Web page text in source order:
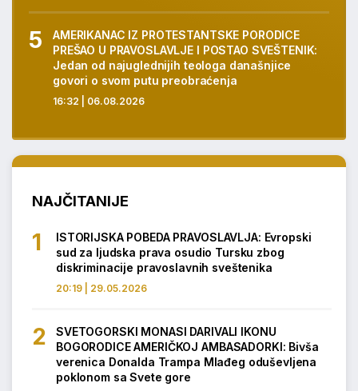
16:32 | 06.08.2026
AMERIKANAC IZ PROTESTANTSKE PORODICE
PREŠAO U PRAVOSLAVLJE I POSTAO SVEŠTENIK:
Jedan od najuglednijih teologa današnjice
govori o svom putu preobraćenja
NAJČITANIJE
20:19 | 29.05.2026
ISTORIJSKA POBEDA PRAVOSLAVLJA: Evropski
sud za ljudska prava osudio Tursku zbog
diskriminacije pravoslavnih sveštenika
SVETOGORSKI MONASI DARIVALI IKONU
BOGORODICE AMERIČKOJ AMBASADORKI: Bivša
verenica Donalda Trampa Mlađeg oduševljena
poklonom sa Svete gore